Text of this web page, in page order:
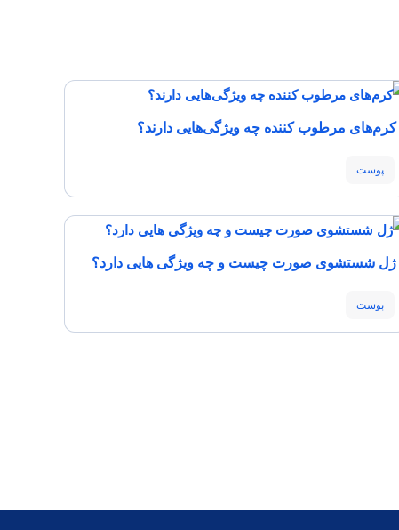
کرم‌های مرطوب کننده چه ویژگی‌هایی دارند؟
پوست
ژل شستشوی صورت چیست و چه ویژگی هایی دارد؟
پوست